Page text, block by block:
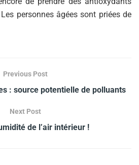
personnes âgées sont priées de
Previous Post
: source potentielle de polluants
Next Post
de l’air intérieur !